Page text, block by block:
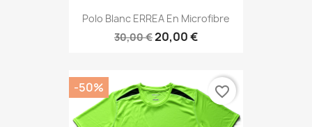
Polo Blanc ERREA En Microfibre
30,00 €20,00 €
-50% favorite_border